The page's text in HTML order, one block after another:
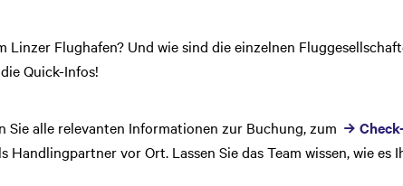
Linzer Flughafen? Und wie sind die einzelnen
Quick-Infos!
alle relevanten Informationen zur Buchung, zum
vor Ort. Lassen Sie das Team wissen, wie es